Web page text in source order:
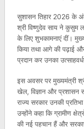
सुशासन तिहार 2026 के
श्री विष्णुदेव साय ने कुसुम
के लिए शुभकामनाएं दीं।
किया तथा आगे की पढ़ाई
प्रदान कर उनका
इस अवसर पर मुख्यमंत्री
खेल, विज्ञान और प्रशासन
राज्य सरकार उनकी
उन्होंने कहा कि ग्रामीण
की नई पहचान हैं और